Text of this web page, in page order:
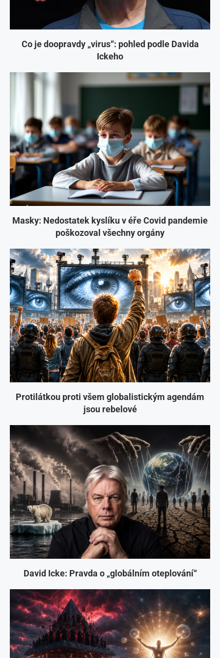
Co je doopravdy „virus“: pohled podle Davida
Ickeho
Masky: Nedostatek kyslíku v éře Covid pandemie
poškozoval všechny orgány
Protilátkou proti všem globalistickým agendám
jsou rebelové
David Icke: Pravda o „globálním oteplování“